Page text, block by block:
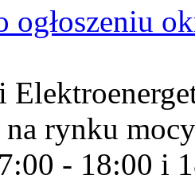
na rynku
- 18:00 i